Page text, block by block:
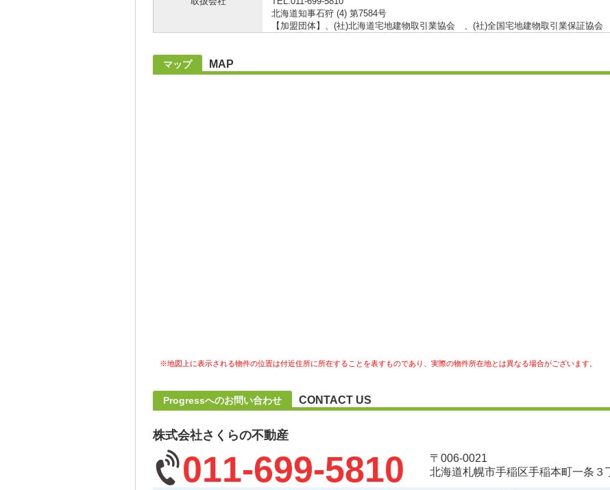
北海道知事石狩 (4) 第7584号
【加盟団体】、(社)北海道宅地建物取引業協会 、(社)全国宅地建物取引業保証協会
マップ MAP
※地図上に表示される物件の位置は付近住所に所在することを表すものであり、実際の物件所在地とは異なる場合がございます。
Progressへのお問い合わせ CONTACT US
株式会社さくらの不動産
011-699-5810
〒006-0021
北海道札幌市手稲区手稲本町一条３